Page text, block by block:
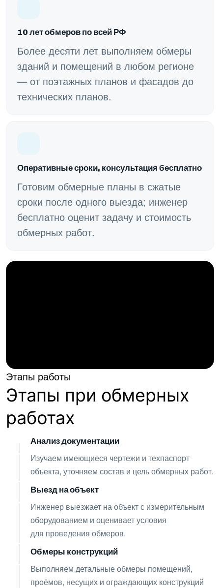
10 лет обмеров по всей РФ
Более десяти лет выполняем обмеры
зданий и помещений в любом регионе
— от поэтажных планов и фасадов до
технических планов.
Оперативные сроки, консультация бесплатно
Готовим обмерные планы в сжатые
сроки после одного выезда; инженер
бесплатно оценит задачу и стоимость
обмерных работ.
Этапы работы
Этапы при обмерных
работах
01 Анализ документации
Изучаем имеющиеся чертежи и техпаспорт
объекта, уточняем состав и цель обмерных работ.
Выезд на объект
Инженер выезжает на объект с измерительным
оборудованием и оценивает условия
для проведения обмеров.
Обмеры конструкций
Выполняем детальные обмеры помещений,
проёмов, несущих и ограждающих конструкций